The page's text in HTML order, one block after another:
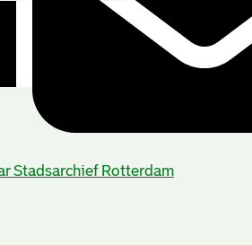
Stadsarchief Rotterdam